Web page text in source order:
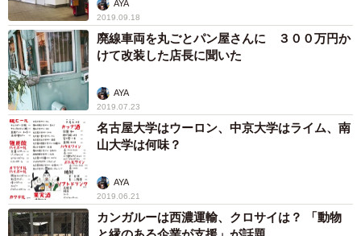
AYA
2019.09.18
廃線車両を丸ごとパン屋さんに ３００万円か
けて改装した店長に聞いた
AYA
2019.07.23
名古屋大学はウーロン、中京大学はライム、南
山大学は何味？
AYA
2019.06.21
カンガルーは西濃運輸、クロサイは？ 「動物